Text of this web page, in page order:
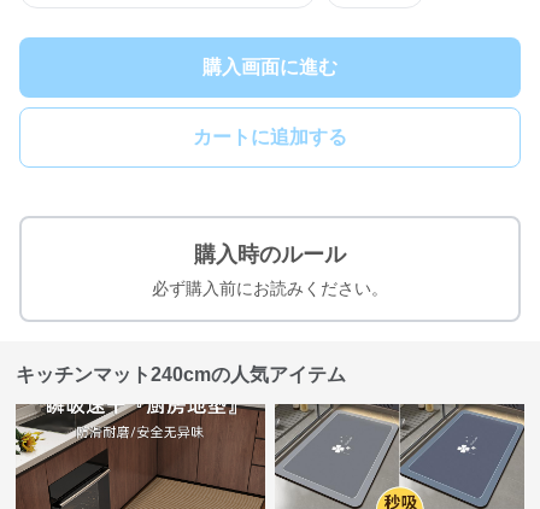
購入画面に進む
カートに追加する
購入時のルール
必ず購入前にお読みください。
キッチンマット240cmの人気アイテム